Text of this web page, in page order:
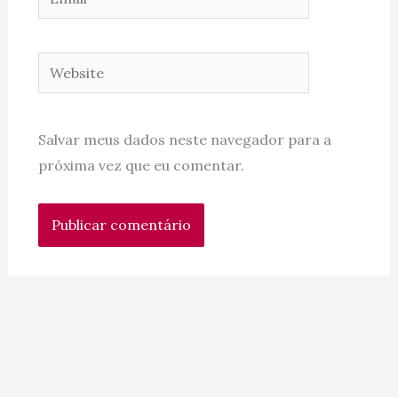
Website
Salvar meus dados neste navegador para a
próxima vez que eu comentar.